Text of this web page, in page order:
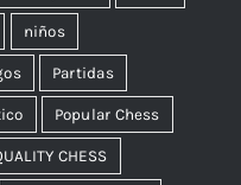
niños
Partidas
Popular Chess
CHESS